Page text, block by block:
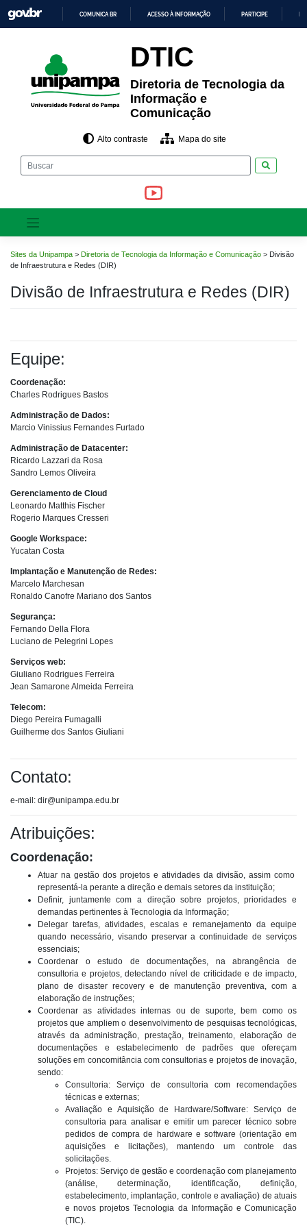
para
o
O
CONTEÚDO
COMUNICA BR ACESSO À INFORMAÇÃO PARTICIPE
DTIC
Diretoria de Tecnologia da
Informação e
Comunicação
Alto contraste Mapa do site
Sites da Unipampa > Diretoria de Tecnologia da Informação e Comunicação > Divisão
de Infraestrutura e Redes (DIR)
Divisão de Infraestrutura e Redes (DIR)
Equipe:
Coordenação:
Charles Rodrigues Bastos
Administração de Dados:
Marcio Vinissius Fernandes Furtado
Administração de Datacenter:
Ricardo Lazzari da Rosa
Sandro Lemos Oliveira
Gerenciamento de Cloud
Leonardo Matthis Fischer
Rogerio Marques Cresseri
Google Workspace:
Yucatan Costa
Implantação e Manutenção de Redes:
Marcelo Marchesan
Ronaldo Canofre Mariano dos Santos
Segurança:
Fernando Della Flora
Luciano de Pelegrini Lopes
Serviços web:
Giuliano Rodrigues Ferreira
Jean Samarone Almeida Ferreira
Telecom:
Diego Pereira Fumagalli
Guilherme dos Santos Giuliani
Contato:
e-mail: dir@unipampa.edu.br
Atribuições:
Coordenação:
Atuar na gestão dos projetos e atividades da divisão, assim como
representá-la perante a direção e demais setores da instituição;
Definir, juntamente com a direção sobre projetos, prioridades e
demandas pertinentes à Tecnologia da Informação;
Delegar tarefas, atividades, escalas e remanejamento da equipe
quando necessário, visando preservar a continuidade de serviços
essenciais;
Coordenar o estudo de documentações, na abrangência de
consultoria e projetos, detectando nível de criticidade e de impacto,
plano de disaster recovery e de manutenção preventiva, com a
elaboração de instruções;
Coordenar as atividades internas ou de suporte, bem como os
projetos que ampliem o desenvolvimento de pesquisas tecnológicas,
através da administração, prestação, treinamento, elaboração de
documentações e estabelecimento de padrões que ofereçam
soluções em concomitância com consultorias e projetos de inovação,
sendo:
Consultoria: Serviço de consultoria com recomendações
técnicas e externas;
Avaliação e Aquisição de Hardware/Software: Serviço de
consultoria para analisar e emitir um parecer técnico sobre
pedidos de compra de hardware e software (orientação em
aquisições e licitações), mantendo um controle das
solicitações.
Projetos: Serviço de gestão e coordenação com planejamento
(análise, determinação, identificação, definição,
estabelecimento, implantação, controle e avaliação) de atuais
e novos projetos Tecnologia da Informação e Comunicação
(TIC).